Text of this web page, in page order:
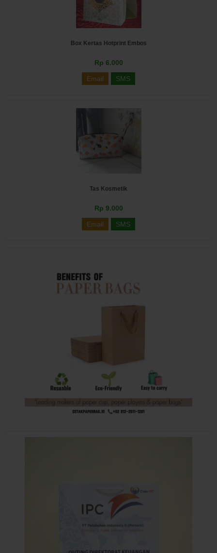
Box Kertas Hotprint Embos
Rp 6.000
Email SMS
Tas Kosmetik
Rp 9.000
Email SMS